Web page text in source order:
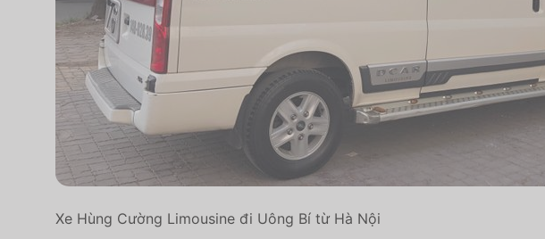
Xe Hùng Cường Limousine đi Uông Bí từ Hà Nội